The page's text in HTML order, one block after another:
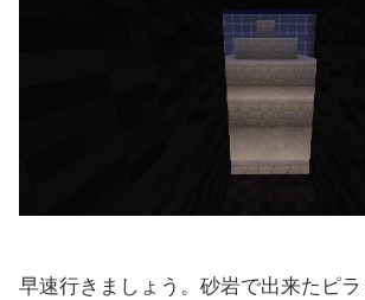
早速行きましょう。砂岩で出来たピ